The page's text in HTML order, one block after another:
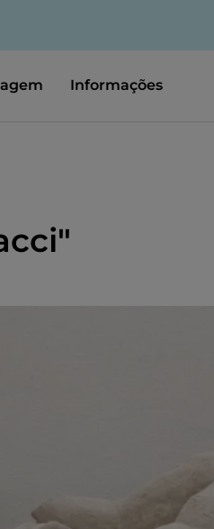
Informações